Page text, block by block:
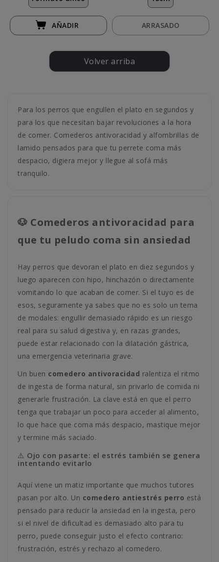
AÑADIR ARRASADO
Volver arriba
Para los perros que engullen el plato en segundos y
para los que necesitan bajar revoluciones a la hora
de comer. Comederos antivoracidad y alfombrillas de
lamido pensados para que tu perrete coma más
despacio, digiera mejor y llegue al sofá más
tranquilo.
🐶 Comederos antivoracidad para
que tu peludo coma sin ansiedad
Hay perros que devoran el plato en diez segundos y
luego aparecen con hipo, hinchazón o directamente
vomitando lo que acaban de comer. Si el tuyo es de
esos, seguramente ya sabes que no es solo un tema
de modales: engullir demasiado rápido es un riesgo
real para su salud digestiva y, en razas grandes,
puede estar relacionado con la dilatación gástrica,
una emergencia veterinaria grave.
Un buen comedero antivoracidad ralentiza el ritmo
de ingesta de forma natural, sin privarlo de comida ni
generarle frustración. La clave está en que el perro
tenga que trabajar un poco para acceder al alimento,
lo que hace que coma más despacio, mastique mejor
y termine más saciado.
⚠️ Ojo con pasarte: el estrés también se genera
intentando evitarlo
Aquí viene un matiz importante que muchos tutores
pasan por alto. Un comedero antiestrés perro está
pensado para reducir la ansiedad en la ingesta, pero
si el nivel de dificultad es demasiado alto para tu
perro, puede conseguir justo el efecto contrario:
frustración, estrés y rechazo al comedero.